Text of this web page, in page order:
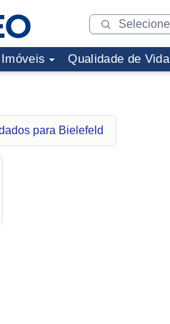
Qualidade de Vida
para Bielefeld